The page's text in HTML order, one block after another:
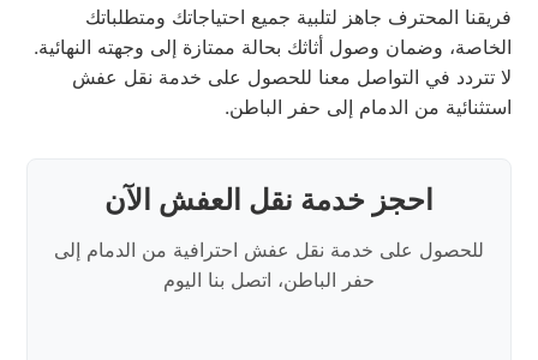
فريقنا المحترف جاهز لتلبية جميع احتياجاتك ومتطلباتك
الخاصة، وضمان وصول أثاثك بحالة ممتازة إلى وجهته النهائية.
لا تتردد في التواصل معنا للحصول على خدمة نقل عفش
استثنائية من الدمام إلى حفر الباطن.
احجز خدمة نقل العفش الآن
للحصول على خدمة نقل عفش احترافية من الدمام إلى
حفر الباطن، اتصل بنا اليوم